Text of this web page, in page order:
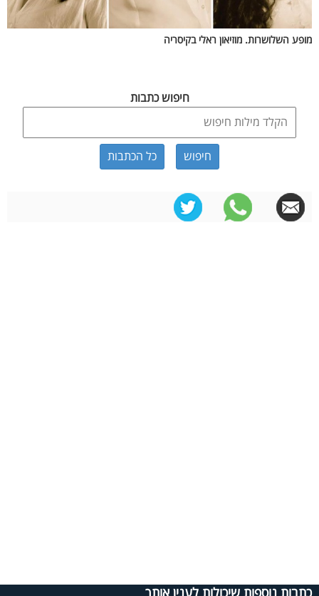
מופע השלושרות. מוזיאון ראלי בקיסריה
חיפוש כתבות
כל הכתבות